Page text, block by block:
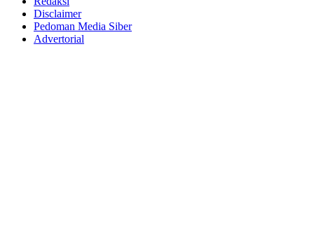
Disclaimer
Pedoman Media Siber
Advertorial